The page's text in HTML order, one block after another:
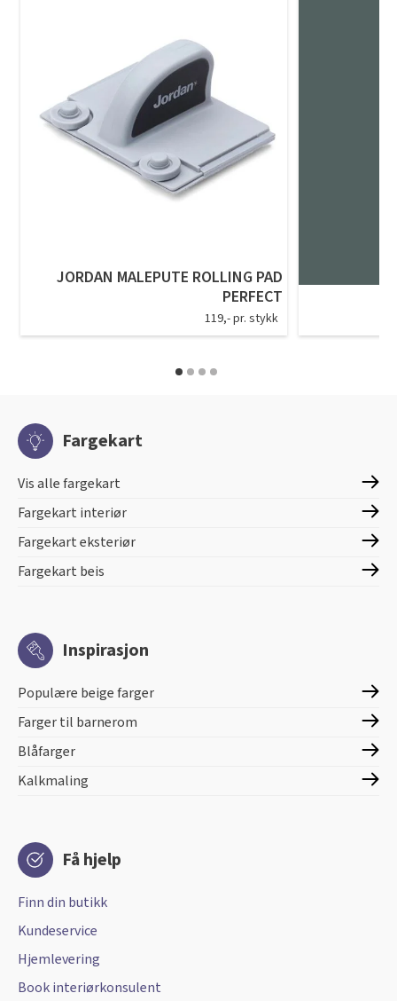
JORDAN MALEPUTE ROLLING PAD
PERFECT
119,- pr. stykk
Fargekart
Vis alle fargekart
Fargekart interiør
Fargekart eksteriør
Fargekart beis
Inspirasjon
Populære beige farger
Farger til barnerom
Blåfarger
Kalkmaling
Få hjelp
Finn din butikk
Kundeservice
Hjemlevering
Book interiørkonsulent